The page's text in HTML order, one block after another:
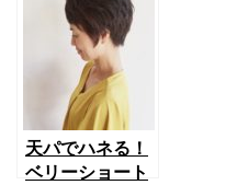
天パでハネる！
ベリーショート